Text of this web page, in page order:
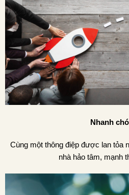
Nhanh
Cùng một thông điệp được lan tỏa
nhà hảo tâm, mạnh